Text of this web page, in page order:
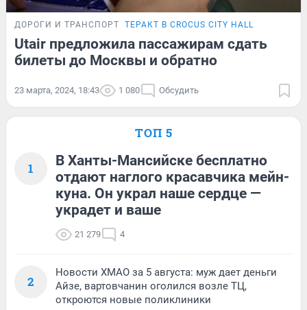
ДОРОГИ И ТРАНСПОРТ ТЕРАКТ В CROCUS CITY HALL
Utair предложила пассажирам сдать
билеты до Москвы и обратно
23 марта, 2024, 18:43 1 080 Обсудить
ТОП 5
1
В Ханты-Мансийске бесплатно
отдают наглого красавчика мейн-
куна. Он украл наше сердце —
украдет и ваше
21 279 4
2
Новости ХМАО за 5 августа: муж дает деньги
Айзе, вартовчанин оголился возле ТЦ,
откроются новые поликлиники